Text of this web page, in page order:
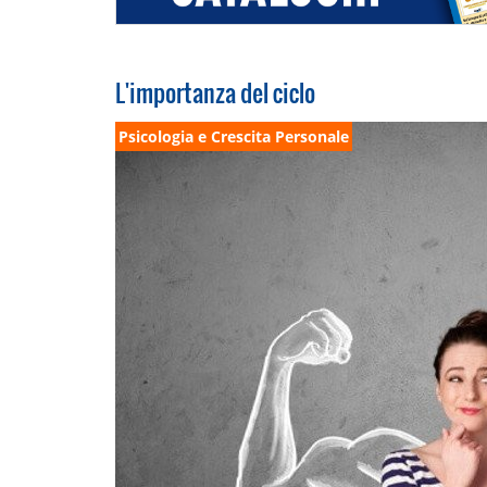
L'importanza del ciclo
Psicologia e Crescita Personale